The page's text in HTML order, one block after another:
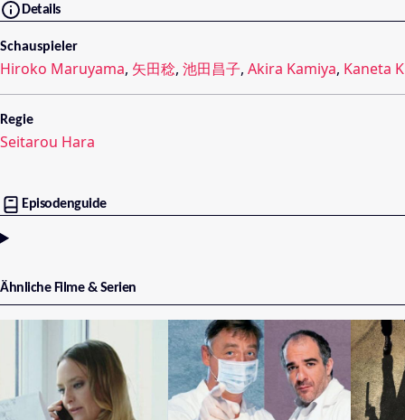
Details
Schauspieler
Hiroko Maruyama, 矢田稔, 池田昌子, Akira Kamiya, Kaneta
Regie
Seitarou Hara
Episodenguide
Ähnliche Filme & Serien